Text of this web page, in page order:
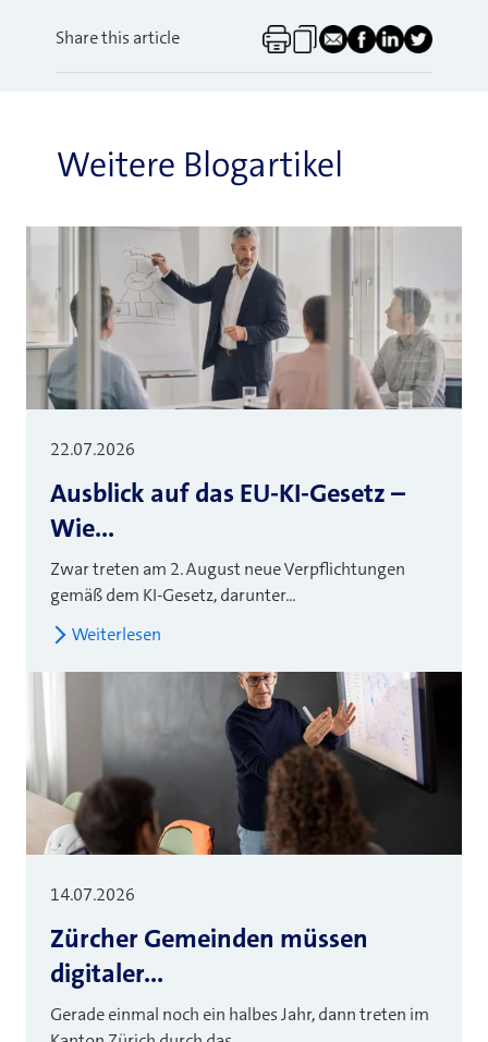
Share this article
Weitere Blogartikel
22.07.2026
Ausblick auf das EU-KI-Gesetz –
Wie...
Zwar treten am 2. August neue Verpflichtungen
gemäß dem KI-Gesetz, darunter...
Weiterlesen
14.07.2026
Zürcher Gemeinden müssen
digitaler...
Gerade einmal noch ein halbes Jahr, dann treten im